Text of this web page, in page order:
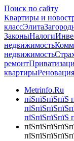
Поиск по сайту
Квартиры и
классЭлита
ЗаконыНалоги
недвижимость
недвижимость
ремонт
квартирыРеновация
Metrinfo.Ru
пїЅпїЅпїЅпїЅ
пїЅпїЅпїЅпїЅ